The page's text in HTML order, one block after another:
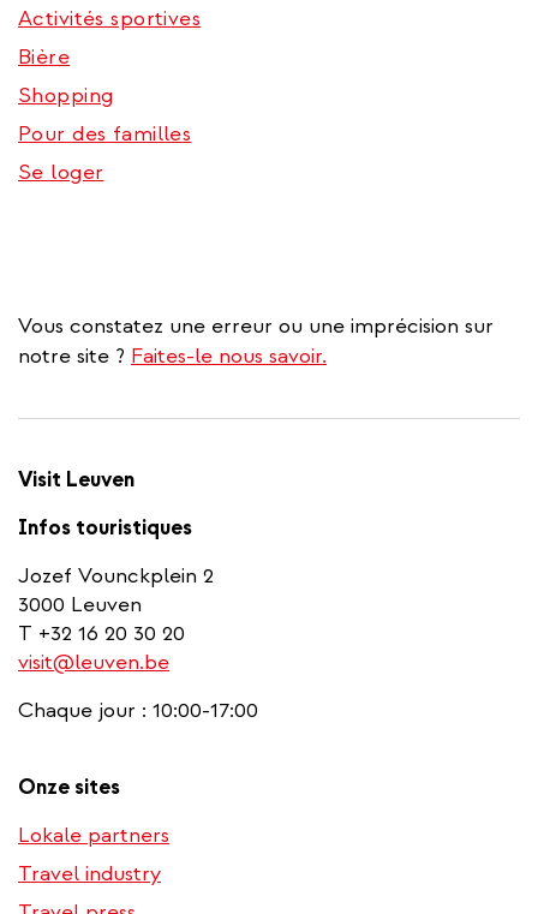
Activités sportives
Bière
Shopping
Pour des familles
Se loger
Vous constatez une erreur ou une imprécision sur
notre site ? Faites-le nous savoir.
Visit Leuven
Infos touristiques
Jozef Vounckplein 2
3000 Leuven
T +32 16 20 30 20
visit@leuven.be
Chaque jour : 10:00-17:00
Onze sites
Lokale partners
Travel industry